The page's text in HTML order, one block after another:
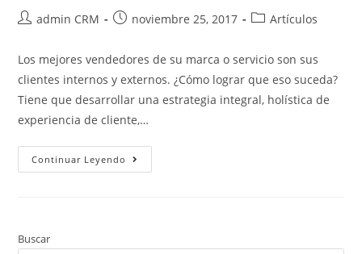
admin CRM noviembre 25, 2017 Artículos
Los mejores vendedores de su marca o servicio son sus
clientes internos y externos. ¿Cómo lograr que eso suceda?
Tiene que desarrollar una estrategia integral, holística de
experiencia de cliente,…
Continuar Leyendo
Buscar